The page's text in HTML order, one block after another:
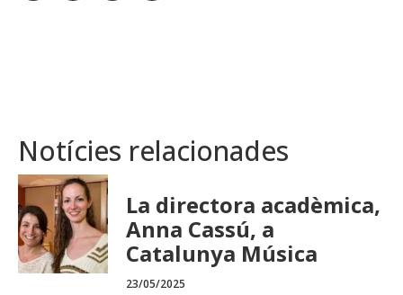
Notícies relacionades
La directora acadèmica,
Anna Cassú, a
Catalunya Música
23/05/2025